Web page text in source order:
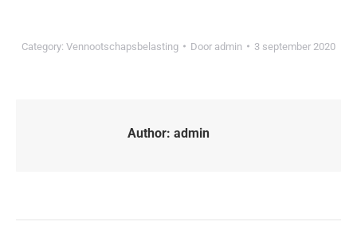
Category: Vennootschapsbelasting Door admin 3 september 2020
Author: admin